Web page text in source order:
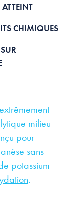
ATTEINT
CHIMIQUES
milieu
pour
sans
potassium
.